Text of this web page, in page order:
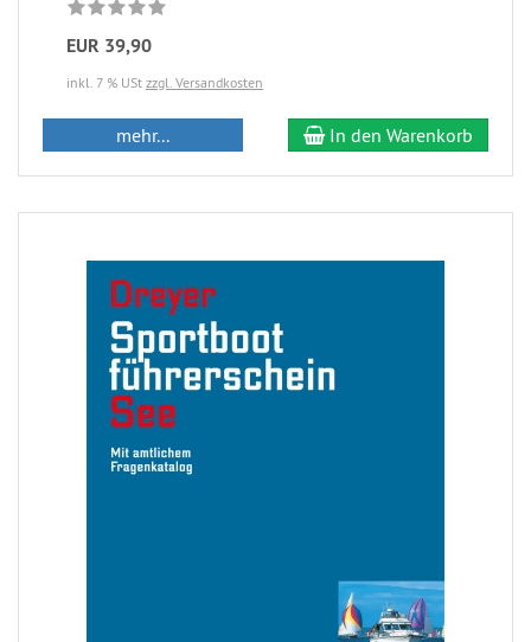
EUR 39,90
inkl. 7 % USt zzgl. Versandkosten
mehr... In den Warenkorb